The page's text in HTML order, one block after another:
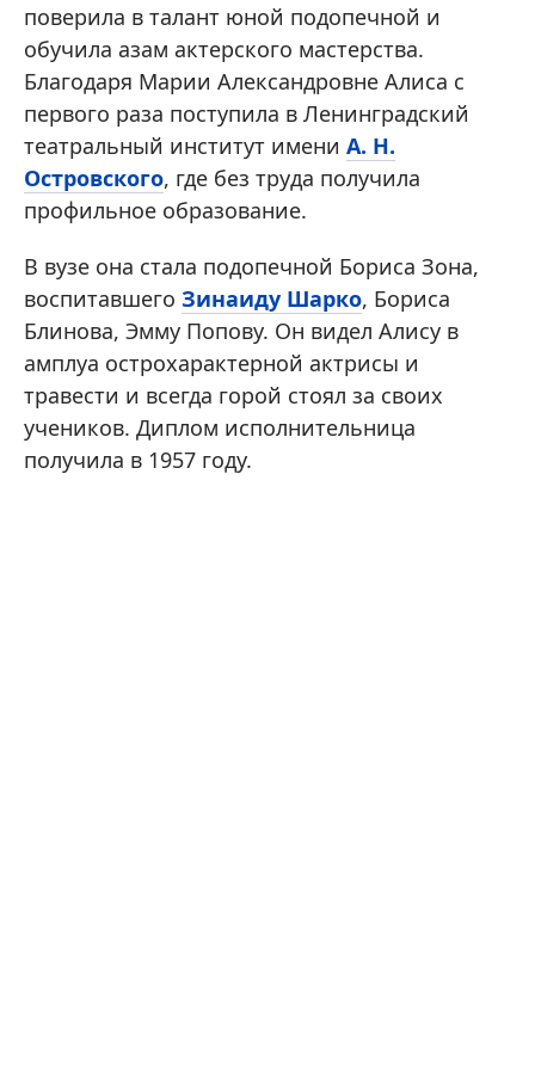
поверила в талант юной подопечной и
обучила азам актерского мастерства.
Благодаря Марии Александровне Алиса с
первого раза поступила в Ленинградский
театральный институт имени А. Н.
Островского, где без труда получила
профильное образование.
В вузе она стала подопечной Бориса Зона,
воспитавшего Зинаиду Шарко, Бориса
Блинова, Эмму Попову. Он видел Алису в
амплуа острохарактерной актрисы и
травести и всегда горой стоял за своих
учеников. Диплом исполнительница
получила в 1957 году.